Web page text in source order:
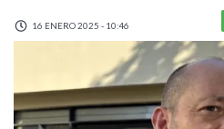
16 ENERO 2025 - 10:46